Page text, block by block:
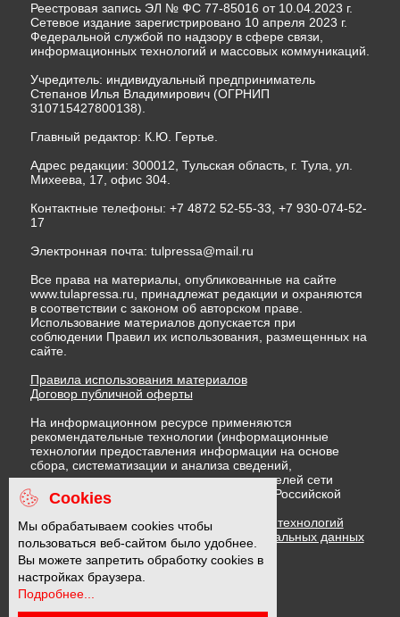
Реестровая запись ЭЛ № ФС 77-85016 от 10.04.2023 г.
Сетевое издание зарегистрировано 10 апреля 2023 г.
Федеральной службой по надзору в сфере связи,
информационных технологий и массовых коммуникаций.
Учредитель: индивидуальный предприниматель
Степанов Илья Владимирович (ОГРНИП
310715427800138).
Главный редактор: К.Ю. Гертье.
Адрес редакции: 300012, Тульская область, г. Тула, ул.
Михеева, 17, офис 304.
Контактные телефоны: +7 4872 52-55-33, +7 930-074-52-
17
Электронная почта: tulpressa@mail.ru
Все права на материалы, опубликованные на сайте
www.tulapressa.ru, принадлежат редакции и охраняются
в соответствии с законом об авторском праве.
Использование материалов допускается при
соблюдении Правил их использования, размещенных на
сайте.
Правила использования материалов
Договор публичной оферты
На информационном ресурсе применяются
рекомендательные технологии (информационные
технологии предоставления информации на основе
сбора, систематизации и анализа сведений,
относящихся к предпочтениям пользователей сети
"Интернет", находящихся на территории Российской
Федерации)
Правила применения рекомендательных технологий
Политика в отношении обработки персональных данных
Политика обработки файлов cookie
16 +
Cookies
Мы обрабатываем cookies чтобы
пользоваться веб-сайтом было удобнее.
Вы можете запретить обработку cookies в
настройках браузера.
Подробнее...